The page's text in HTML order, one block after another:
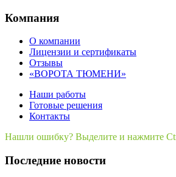
Компания
О компании
Лицензии и сертификаты
Отзывы
«ВОРОТА ТЮМЕНИ»
Наши работы
Готовые решения
Контакты
Нашли ошибку? Выделите и нажмите
Последние новости